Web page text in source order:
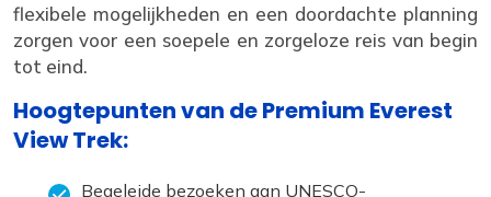
flexibele mogelijkheden en een doordachte planning
zorgen voor een soepele en zorgeloze reis van begin
tot eind.
Hoogtepunten van de Premium Everest
View Trek:
Begeleide bezoeken aan UNESCO-